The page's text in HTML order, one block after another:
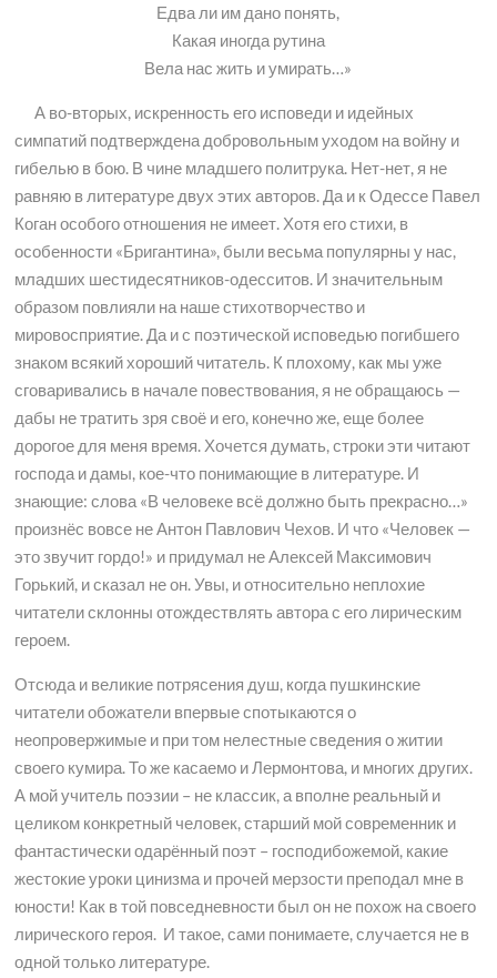
Едва ли им дано понять,
Какая иногда рутина
Вела нас жить и умирать…»
А во-вторых, искренность его исповеди и идейных
симпатий подтверждена добровольным уходом на войну и
гибелью в бою. В чине младшего политрука. Нет-нет, я не
равняю в литературе двух этих авторов. Да и к Одессе Павел
Коган особого отношения не имеет. Хотя его стихи, в
особенности «Бригантина», были весьма популярны у нас,
младших шестидесятников-одесситов. И значительным
образом повлияли на наше стихотворчество и
мировосприятие. Да и с поэтической исповедью погибшего
знаком всякий хороший читатель. К плохому, как мы уже
сговаривались в начале повествования, я не обращаюсь —
дабы не тратить зря своё и его, конечно же, еще более
дорогое для меня время. Хочется думать, строки эти читают
господа и дамы, кое-что понимающие в литературе. И
знающие: слова «В человеке всё должно быть прекрасно…»
произнёс вовсе не Антон Павлович Чехов. И что «Человек —
это звучит гордо!» и придумал не Алексей Максимович
Горький, и сказал не он. Увы, и относительно неплохие
читатели склонны отождествлять автора с его лирическим
героем.
Отсюда и великие потрясения душ, когда пушкинские
читатели обожатели впервые спотыкаются о
неопровержимые и при том нелестные сведения о житии
своего кумира. То же касаемо и Лермонтова, и многих других.
А мой учитель поэзии – не классик, а вполне реальный и
целиком конкретный человек, старший мой современник и
фантастически одарённый поэт – господибожемой, какие
жестокие уроки цинизма и прочей мерзости преподал мне в
юности! Как в той повседневности был он не похож на своего
лирического героя. И такое, сами понимаете, случается не в
одной только литературе.